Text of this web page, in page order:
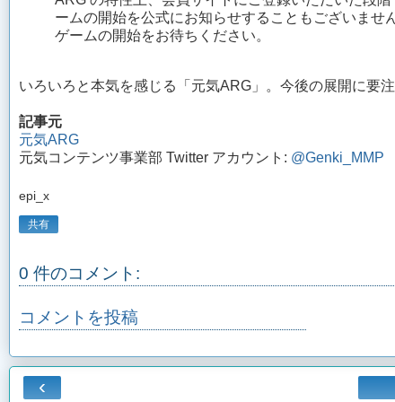
ームの開始を公式にお知らせすることもございませ
ゲームの開始をお待ちください。
いろいろと本気を感じる「元気ARG」。今後の展開に要注
記事元
元気ARG
元気コンテンツ事業部 Twitter アカウント: @Genki_MMP
epi_x
共有
0 件のコメント:
コメントを投稿
‹